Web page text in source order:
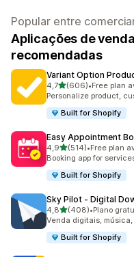
Popular entre
Aplicações de
recomendadas
Variant Option
4,7de 5 estrelas
(606)
606 total de avaliações
•Free plan
Personalize product,
Built for Shopify
Easy Appointment
4,9de 5 estrelas
(514)
514 total de avaliações
•Free plan
Booking app for
Built for Shopify
Sky Pilot ‑ Digital
4,8de 5 estrelas
(408)
408 total de avaliações
•Plano
Venda digitais, música,
Built for Shopify